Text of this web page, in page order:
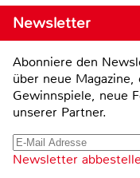
Newsletter
Abonniere den
über neue Magazine,
Gewinnspiele, neue
unserer Partner.
Newsletter